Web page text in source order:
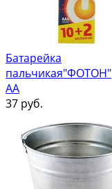
Батарейка
пальчикая"ФОТОН"
АА
37 руб.